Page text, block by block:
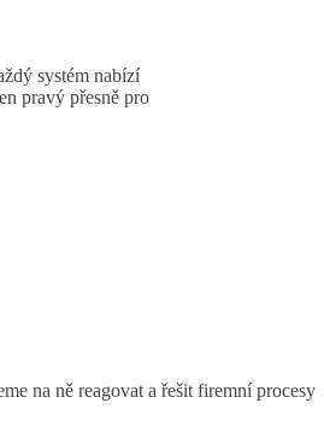
systém nabízí
pravý přesně pro
na ně reagovat a řešit firemní procesy